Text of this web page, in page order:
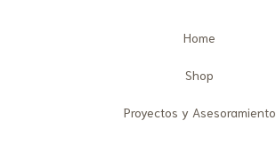
Home
Shop
Proyectos y Asesoramiento